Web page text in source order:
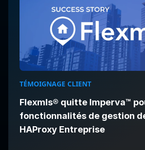
TÉMOIGNAGE CLIENT
Flexmls® quitte Imperva™
fonctionnalités de gestion
HAProxy Entreprise